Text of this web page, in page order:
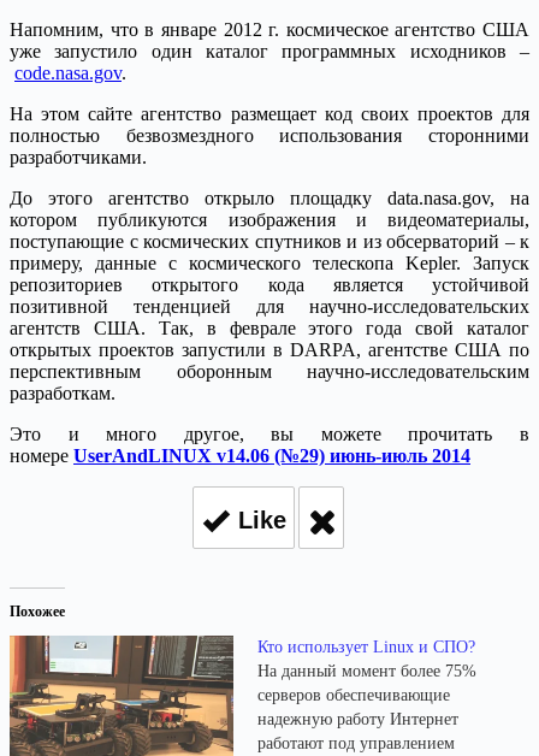
Напомним, что в январе 2012 г. космическое агентство США
уже запустило один каталог программных исходников ‒
code.nasa.gov.
На этом сайте агентство размещает код своих проектов для
полностью безвозмездного использования сторонними
разработчиками.
До этого агентство открыло площадку data.nasa.gov, на
котором публикуются изображения и видеоматериалы,
поступающие с космических спутников и из обсерваторий ‒ к
примеру, данные с космического телескопа Kepler. Запуск
репозиториев открытого кода является устойчивой
позитивной тенденцией для научно-исследовательских
агентств США. Так, в феврале этого года свой каталог
открытых проектов запустили в DARPA, агентстве США по
перспективным оборонным научно-исследовательским
разработкам.
Это и много другое, вы можете прочитать в
номере UserAndLINUX v14.06 (№29) июнь-июль 2014
Like
Похожее
Кто использует Linux и СПО?
На данный момент более 75%
серверов обеспечивающие
надежную работу Интернет
работают под управлением